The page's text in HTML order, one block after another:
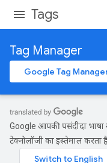
Tags
Tag Manager
Google Tag
Google आपकी पसंदीदा
टेक्नोलॉजी का इस्तेमाल करता